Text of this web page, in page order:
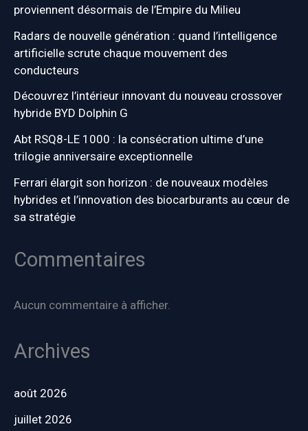
proviennent désormais de l’Empire du Milieu
Radars de nouvelle génération : quand l’intelligence
artificielle scrute chaque mouvement des
conducteurs
Découvrez l’intérieur innovant du nouveau crossover
hybride BYD Dolphin G
Abt RSQ8-LE 1000 : la consécration ultime d’une
trilogie anniversaire exceptionnelle
Ferrari élargit son horizon : de nouveaux modèles
hybrides et l’innovation des biocarburants au cœur de
sa stratégie
Commentaires
Aucun commentaire à afficher.
Archives
août 2026
juillet 2026